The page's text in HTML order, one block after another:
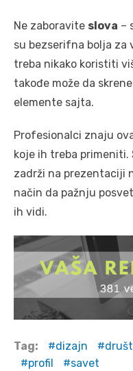
Ne zaboravite slova –
su bezserifna bolja za
treba nikako koristiti
takođe može da
elemente sajta.
Profesionalci znaju
koje ih treba primeniti.
zadrži na prezentaciji
način da pažnju
ih vidi.
Tag: dizajn
profil
savet